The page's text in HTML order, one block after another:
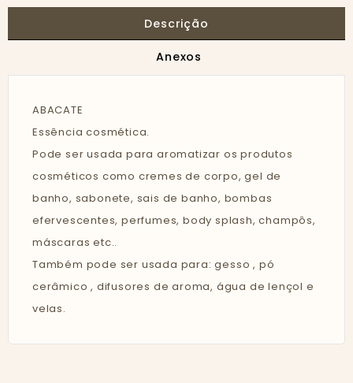
Descrição
Anexos
ABACATE
Essência cosmética.
Pode ser usada para aromatizar os produtos
cosméticos como cremes de corpo, gel de
banho, sabonete, sais de banho, bombas
efervescentes, perfumes, body splash, champôs,
máscaras etc..
Também pode ser usada para: gesso , pó
cerâmico , difusores de aroma, água de lençol e
velas.